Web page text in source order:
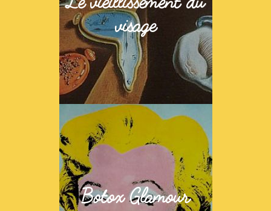
visage
Botox Glamour